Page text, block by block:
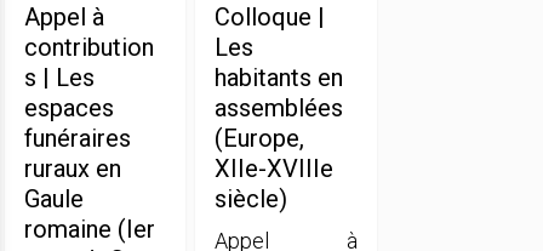
Appel à
contribution
s | Les
espaces
funéraires
ruraux en
Gaule
romaine (Ier
Colloque |
Les
habitants en
assemblées
(Europe,
XIIe-XVIIIe
siècle)
Appel à